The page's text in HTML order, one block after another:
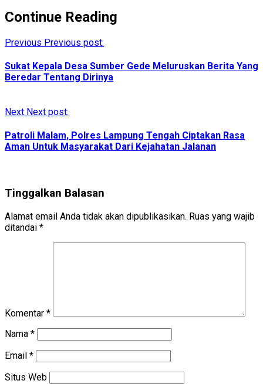
Continue Reading
Previous Previous post:
Sukat Kepala Desa Sumber Gede Meluruskan Berita Yang
Beredar Tentang Dirinya
Next Next post:
Patroli Malam, Polres Lampung Tengah Ciptakan Rasa
Aman Untuk Masyarakat Dari Kejahatan Jalanan
Tinggalkan Balasan
Alamat email Anda tidak akan dipublikasikan. Ruas yang wajib
ditandai *
Komentar *
Nama *
Email *
Situs Web